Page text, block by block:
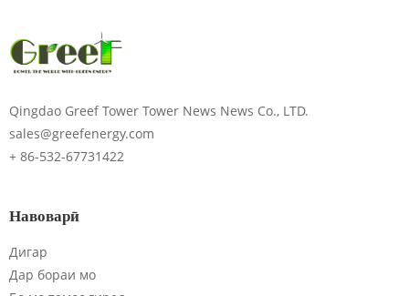
Qingdao Greef Tower Tower News News Co., LTD.
sales@greefenergy.com
+ 86-532-67731422
Навоварӣ
Дигар
Дар бораи мо